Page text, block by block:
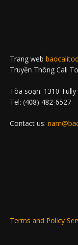
Trang web
Truyền Thông Cali
Tòa soạn: 1310 Tully
Tel: (408) 482-6527
Contact us:
Terms and Policy